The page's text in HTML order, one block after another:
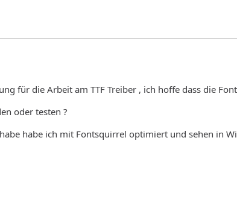
für die Arbeit am TTF Treiber , ich hoffe dass die
oder testen ?
habe ich mit Fontsquirrel optimiert und sehen in